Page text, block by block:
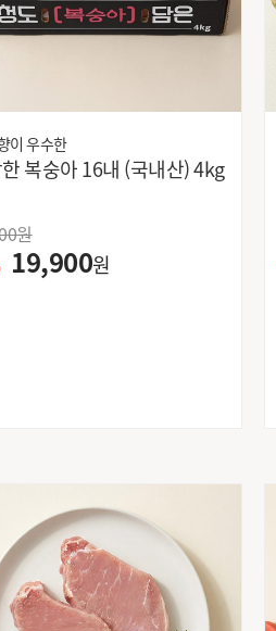
(주)엔제이
(주)진주햄
CJ제일제당
P&Q
동원 양반
두창
롯데제과
롯데푸드(주)
이 우수한
아삭한 복숭아 16내 (국내산) 4kg
원
19,900원